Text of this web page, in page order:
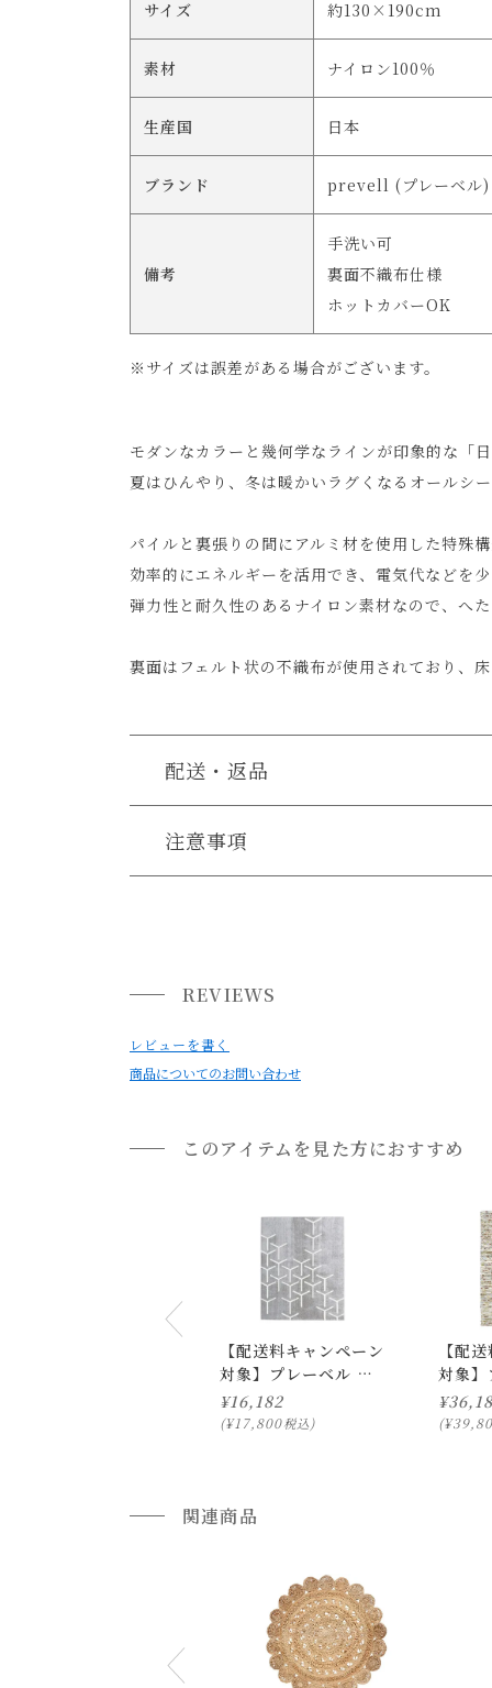
サイズ 約130×190cm
素材 ナイロン100％
生産国 日本
ブランド prevell (プレーベル)
備考
手洗い可
裏面不織布仕様
ホットカバーOK
※サイズは誤差がある場合がございます。
モダンなカラーと幾何学なラインが印象的な「
夏はひんやり、冬は暖かいラグくなるオールシ
パイルと裏張りの間にアルミ材を使用した特殊
効率的にエネルギーを活用でき、電気代などを
弾力性と耐久性のあるナイロン素材なので、へ
裏面はフェルト状の不織布が使用されており、
配送・返品
送料について
配送方法に関しては「
小型商品の日時・時間指定について
お届け時間帯(大型以外) は、午前か午後かの２
注意事項
REVIEWS
レビューを書く
商品についてのお問い合わせ
このアイテムを見た方におすすめ
【配送料キャンペーン
対象】プレーベル ス
コープ ラグ
130×190
¥16,182
¥17,800税込
【配
対象
シュ
¥
¥
関連商品